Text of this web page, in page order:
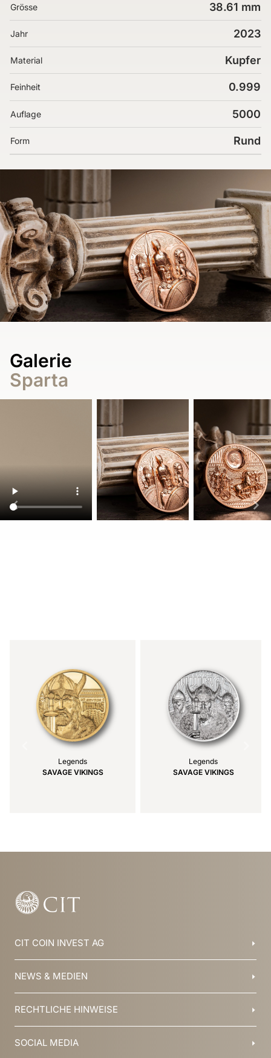
Grösse 38.61 mm
Jahr 2023
Material Kupfer
Feinheit 0.999
Auflage 5000
Form Rund
Galerie
Sparta
Legends
SAVAGE VIKINGS
Legends
SAVAGE VIKINGS
29
CIT COIN INVEST AG
Balzers, Liechtenstein
NEWS & MEDIEN
Blog
Jobs
RECHTLICHE HINWEISE
AGB
SOCIAL MEDIA